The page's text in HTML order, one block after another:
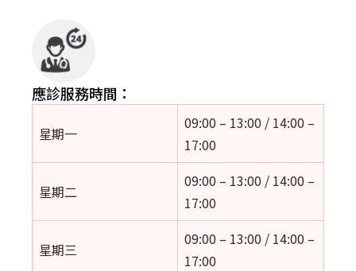
應診服務時間：
星期一
09:00 – 13:00 / 14:00 –
17:00
星期二
09:00 – 13:00 / 14:00 –
17:00
星期三
09:00 – 13:00 / 14:00 –
17:00